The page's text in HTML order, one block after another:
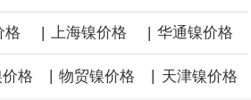
格 | 上海镍价格 | 华通镍价格
格 | 物贸镍价格 | 天津镍价格